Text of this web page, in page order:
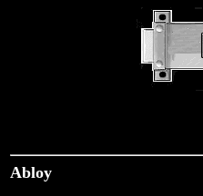
Abloy